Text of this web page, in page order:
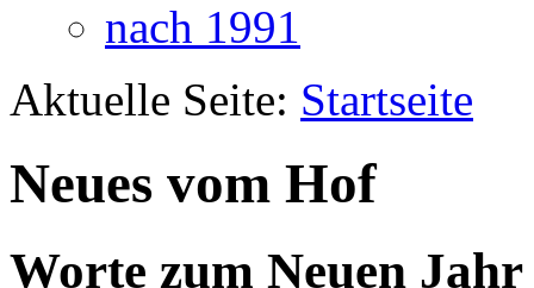
nach 1991
Aktuelle Seite: Startseite
Neues vom Hof
Worte zum Neuen Jahr